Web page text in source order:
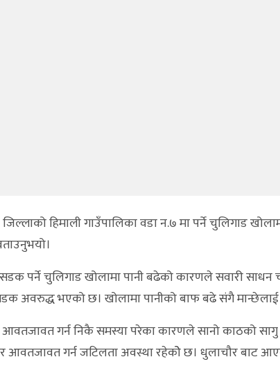
जिल्लाको हिमाली गाउँपालिका वडा न.७ मा पर्ने चुलिगाड
पर्ने चुलिगाड खोलामा पानी बढेको कारणले सवारी
अवरुद्ध भएको छ। खोलामा पानीको बाफ बढे संगै
आवतजावत गर्न निकै समस्या परेका कारणले सानो काठको
आवतजावत गर्न जटिलता अवस्था रहेकोे छ। धुलाचौर बाट